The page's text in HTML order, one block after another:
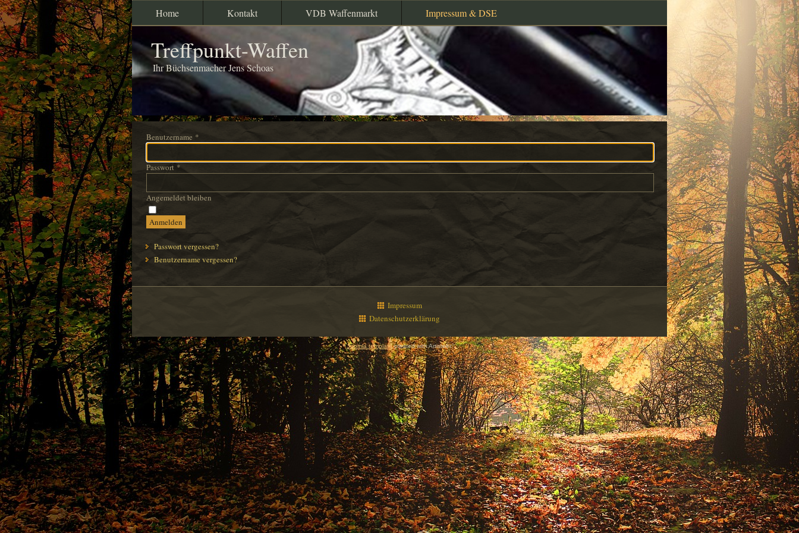
Home Kontakt VDB Waffenmarkt Impressum & DSE
Treffpunkt-Waffen
Ihr Büchsenmacher Jens Schoas
Benutzername *
Passwort *
Angemeldet bleiben
Anmelden
Passwort vergessen?
Benutzername vergessen?
Impressum
Datenschutzerklärung
Joomla templatecreated with Artisteer.